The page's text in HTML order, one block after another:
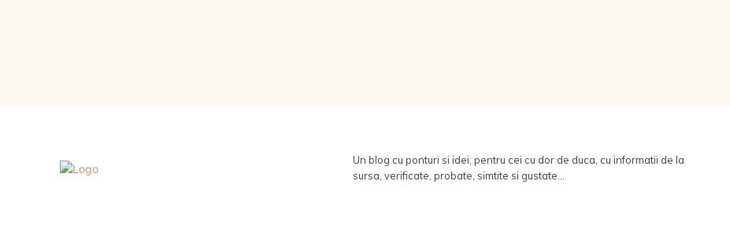
Un blog cu ponturi si idei, pentru cei cu dor de duca, cu informatii de la
sursa, verificate, probate, simtite si gustate...